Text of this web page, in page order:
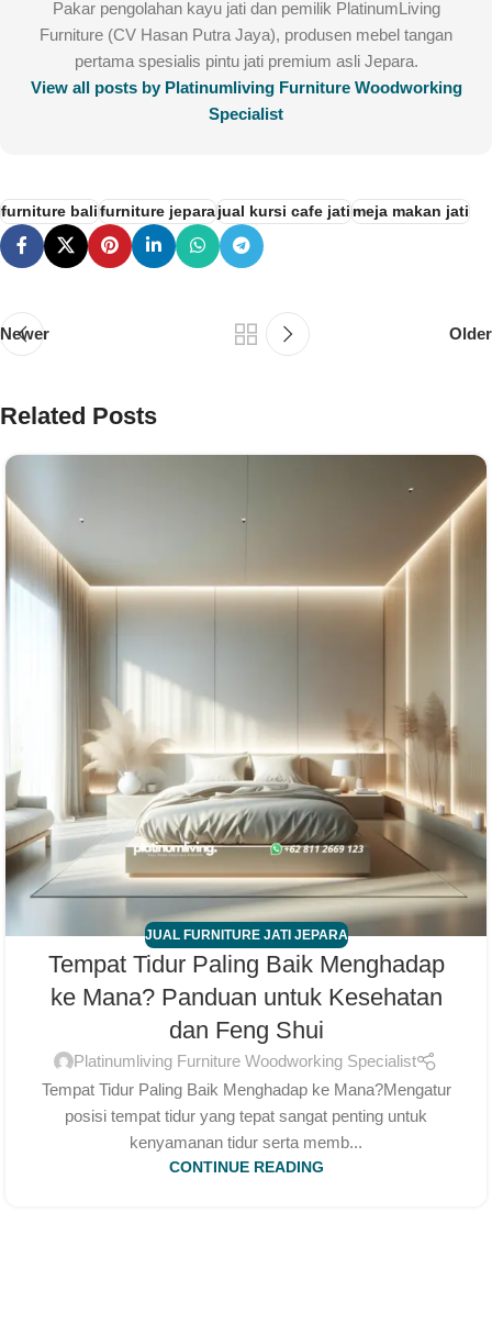
Pakar pengolahan kayu jati dan pemilik PlatinumLiving
Furniture (CV Hasan Putra Jaya), produsen mebel tangan
pertama spesialis pintu jati premium asli Jepara.
View all posts by Platinumliving Furniture Woodworking
Specialist
furniture bali furniture jeparajual kursi cafe jati meja makan jati
Newer Older
Related Posts
JUAL FURNITURE JATI JEPARA
Tempat Tidur Paling Baik Menghadap
ke Mana? Panduan untuk Kesehatan
dan Feng Shui
Platinumliving Furniture Woodworking Specialist
Tempat Tidur Paling Baik Menghadap ke Mana?Mengatur
posisi tempat tidur yang tepat sangat penting untuk
kenyamanan tidur serta memb...
CONTINUE READING